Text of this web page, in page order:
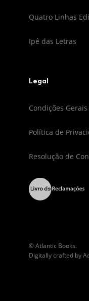
Quatro Linhas
Ipê das Letras
Legal
Condições
Política de
Resolução de
© Atlantic Books.
Digitally crafted by